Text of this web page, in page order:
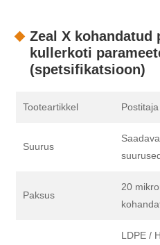
Zeal X kohandatud
kullerkoti
(spetsifikatsioon)
Tooteartikkel Postitaja
Suurus
Paksus
20
LDPE /